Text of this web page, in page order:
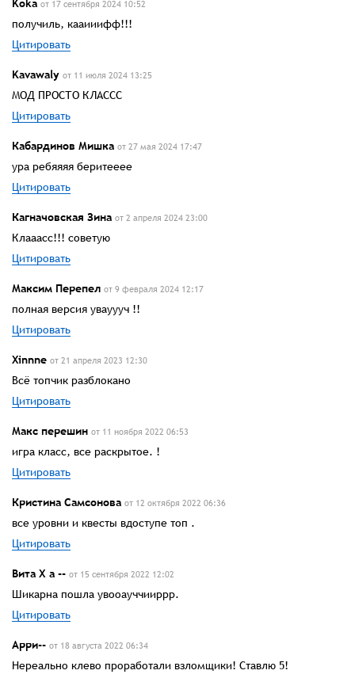
Kokа от 17 сентября 2024 10:52
получиль, кааииифф!!!
Цитировать
Kavawalу от 11 июля 2024 13:25
МОД ПРОСТО КЛАССС
Цитировать
Кабардинов Мишка от 27 мая 2024 17:47
ура ребяяяя беритееее
Цитировать
Кагначовская Зина от 2 апреля 2024 23:00
Клааасс!!! советую
Цитировать
Максим Перепел от 9 февраля 2024 12:17
полная версия увауууч !!
Цитировать
Xinnne от 21 апреля 2023 12:30
Всё топчик разблокано
Цитировать
Макс перешин от 11 ноября 2022 06:53
игра класс, все раскрытое. !
Цитировать
Кристина Самсонова от 12 октября 2022 06:36
все уровни и квесты вдоступе топ .
Цитировать
Вита Х а -- от 15 сентября 2022 12:02
Шикарна пошла увооауччииррр.
Цитировать
Арри-- от 18 августа 2022 06:34
Нереально клево проработали взломщики! Ставлю 5!